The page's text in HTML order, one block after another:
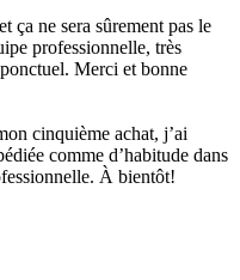
ça ne sera sûrement pas le
professionnelle, très
Merci et bonne
cinquième achat, j’ai
comme d’habitude dans
À bientôt!